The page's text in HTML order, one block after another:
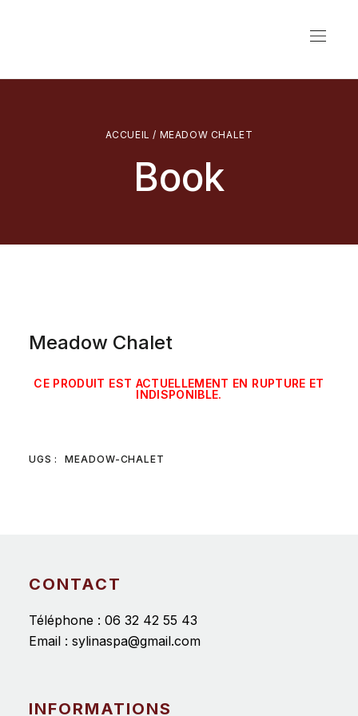
ACCUEIL / MEADOW CHALET
Book
Meadow Chalet
CE PRODUIT EST ACTUELLEMENT EN RUPTURE ET
INDISPONIBLE.
UGS : MEADOW-CHALET
CONTACT
Téléphone : 06 32 42 55 43
Email : sylinaspa@gmail.com
INFORMATIONS